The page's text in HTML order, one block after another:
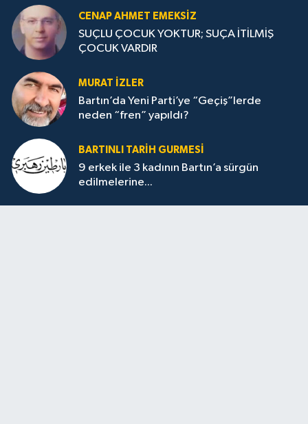
CENAP AHMET EMEKSİZ
SUÇLU ÇOCUK YOKTUR; SUÇA İTİLMİŞ
ÇOCUK VARDIR
MURAT İZLER
Bartın’da Yeni Parti’ye “Geçiş”lerde
neden “fren” yapıldı?
BARTINLI TARIH GURMESI
9 erkek ile 3 kadının Bartın’a sürgün
edilmelerine...